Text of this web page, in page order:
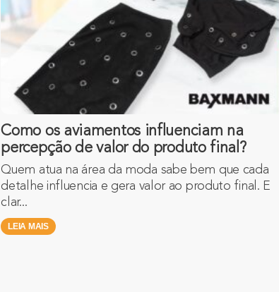
Como os aviamentos influenciam na
percepção de valor do produto final?
Quem atua na área da moda sabe bem que cada
detalhe influencia e gera valor ao produto final. E
clar...
LEIA MAIS